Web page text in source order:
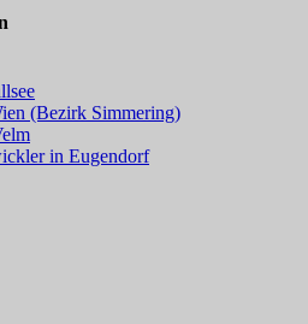
(Bezirk Simmering)
in Eugendorf